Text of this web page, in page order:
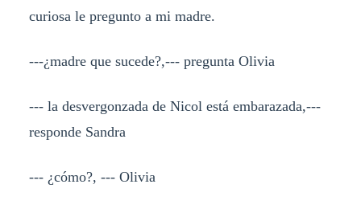
curiosa le pregunto a mi madre.
---¿madre que sucede?,--- pregunta Olivia
--- la desvergonzada de Nicol está embarazada,---
responde Sandra
--- ¿cómo?, --- Olivia